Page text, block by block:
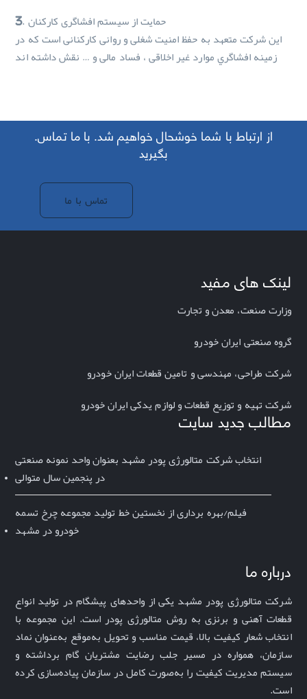
3. حمایت از سیستم افشاگری کارکنان
این شرکت متعهد به حفظ امنيت شغلی و روانی کارکنانی است که در
زمينه افشاگري موارد غير اخلاقی ، فساد مالی و … نقش داشته اند
.از ارتباط با شما خوشحال خواهیم شد. با ما تماس
بگیرید
تماس با ما
لینک های مفید
وزارت صنعت، معدن و تجارت
گروه صنعتی ایران خودرو
شرکت طراحی، مهندسی و تامین قطعات ایران خودرو
شرکت تهیه و توزیع قطعات و لوازم یدکی ایران خودرو
مطالب جدید سایت
انتخاب شرکت متالورژی پودر مشهد بعنوان واحد نمونه صنعتی
در پنجمین سال متوالی
فیلم/بهره برداری از نخستین خط تولید مجموعه چرخ تسمه
خودرو در مشهد
درباره ما
شرکت متالورژی پودر مشهد یکی از واحدهای پیشگام در تولید انواع
قطعات آهنی و برنزی به روش متالورژی پودر است. این مجموعه با
انتخاب شعار کیفیت بالا، قیمت مناسب و تحویل به‌موقع
به‌عنوان نماد
سازمان، همواره در مسیر جلب رضایت مشتریان گام برداشته و
سیستم مدیریت کیفیت را به‌صورت کامل در سازمان پیاده‌سازی کرده
است.